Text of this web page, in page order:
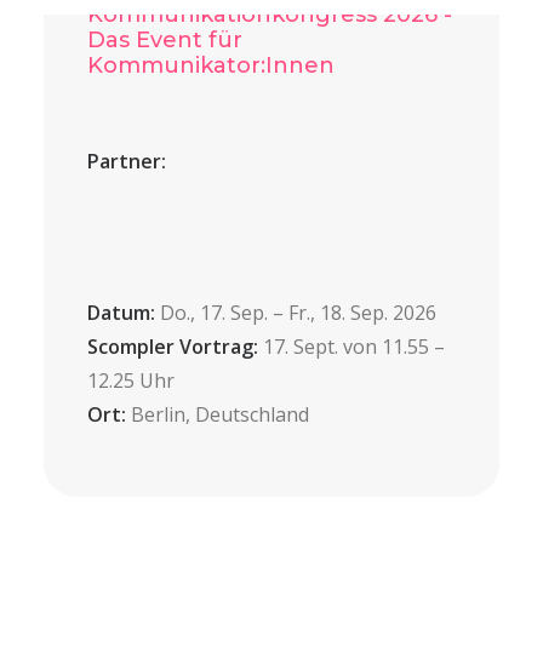
Kommunikationkongress 2026 -
Das Event für
Kommunikator:Innen
Partner:
Datum: Do., 17. Sep. – Fr., 18. Sep. 2026
Scompler Vortrag: 17. Sept. von 11.55 –
12.25 Uhr
Ort: Berlin, Deutschland